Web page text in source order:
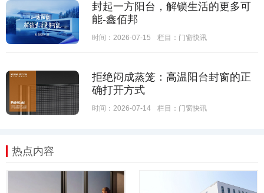
封起一方阳台，解锁生活的更多可
能-鑫佰邦
时间：2026-07-15 栏目： 门窗快讯
拒绝闷成蒸笼：高温阳台封窗的正
确打开方式
时间：2026-07-14 栏目： 门窗快讯
热点内容